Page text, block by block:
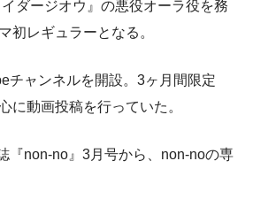
ダージオウ』の悪役オーラ役を務
初レギュラーとなる。
チャンネルを開設。3ヶ月間限定
に動画投稿を行っていた。
『non-no』3月号から、non-noの専